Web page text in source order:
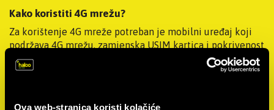
Ova web-stranica koristi kolačiće
Kako koristiti 4G mrežu?
Za korištenje 4G mreže potreban je mobilni uređaj koji
podržava 4G mrežu, zamjenska USIM kartica i pokrivenost
4G mrežom područja na kojem se trenutno nalaziš.
Zamjensku USIM karticu možeš kupiti na svim haloo